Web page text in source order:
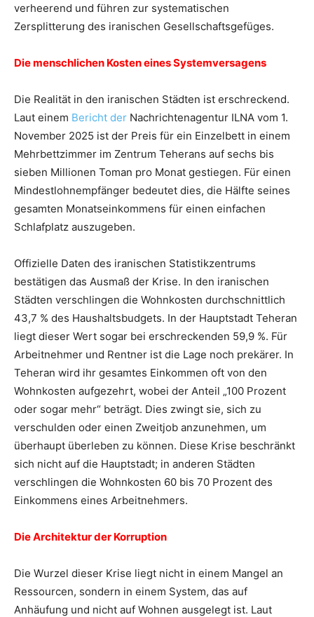
verheerend und führen zur systematischen
Zersplitterung des iranischen Gesellschaftsgefüges.
Die menschlichen Kosten eines Systemversagens
Die Realität in den iranischen Städten ist erschreckend.
Laut einem Bericht der Nachrichtenagentur ILNA vom 1.
November 2025 ist der Preis für ein Einzelbett in einem
Mehrbettzimmer im Zentrum Teherans auf sechs bis
sieben Millionen Toman pro Monat gestiegen. Für einen
Mindestlohnempfänger bedeutet dies, die Hälfte seines
gesamten Monatseinkommens für einen einfachen
Schlafplatz auszugeben.
Offizielle Daten des iranischen Statistikzentrums
bestätigen das Ausmaß der Krise. In den iranischen
Städten verschlingen die Wohnkosten durchschnittlich
43,7 % des Haushaltsbudgets. In der Hauptstadt Teheran
liegt dieser Wert sogar bei erschreckenden 59,9 %. Für
Arbeitnehmer und Rentner ist die Lage noch prekärer. In
Teheran wird ihr gesamtes Einkommen oft von den
Wohnkosten aufgezehrt, wobei der Anteil „100 Prozent
oder sogar mehr“ beträgt. Dies zwingt sie, sich zu
verschulden oder einen Zweitjob anzunehmen, um
überhaupt überleben zu können. Diese Krise beschränkt
sich nicht auf die Hauptstadt; in anderen Städten
verschlingen die Wohnkosten 60 bis 70 Prozent des
Einkommens eines Arbeitnehmers.
Die Architektur der Korruption
Die Wurzel dieser Krise liegt nicht in einem Mangel an
Ressourcen, sondern in einem System, das auf
Anhäufung und nicht auf Wohnen ausgelegt ist. Laut